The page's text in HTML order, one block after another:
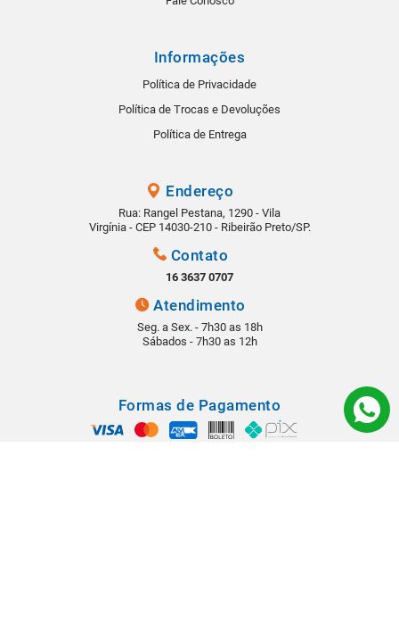
Informações
Política de Privacidade
Política de Trocas e Devoluções
Política de Entrega
Endereço
Rua: Rangel Pestana, 1290 - Vila
Virgínia - CEP 14030-210 - Ribeirão Preto/SP.
Contato
16 3637 0707
Atendimento
Seg. a Sex. - 7h30 as 18h
Sábados - 7h30 as 12h
Formas de Pagamento